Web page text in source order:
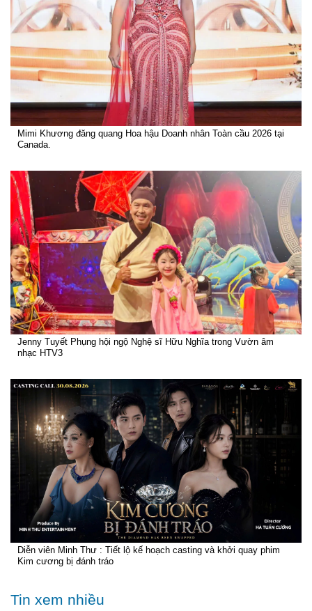
Mimi Khương đăng quang Hoa hậu Doanh nhân Toàn cầu 2026 tại
Canada.
Jenny Tuyết Phụng hội ngộ Nghệ sĩ Hữu Nghĩa trong Vườn âm
nhạc HTV3
Diễn viên Minh Thư : Tiết lộ kế hoạch casting và khởi quay phim
Kim cương bị đánh tráo
Tin xem nhiều